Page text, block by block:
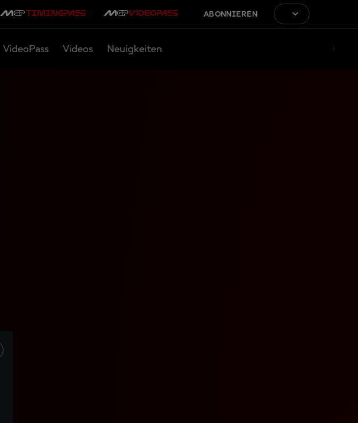
ABONNIEREN
VideoPass Videos Neuigkeiten